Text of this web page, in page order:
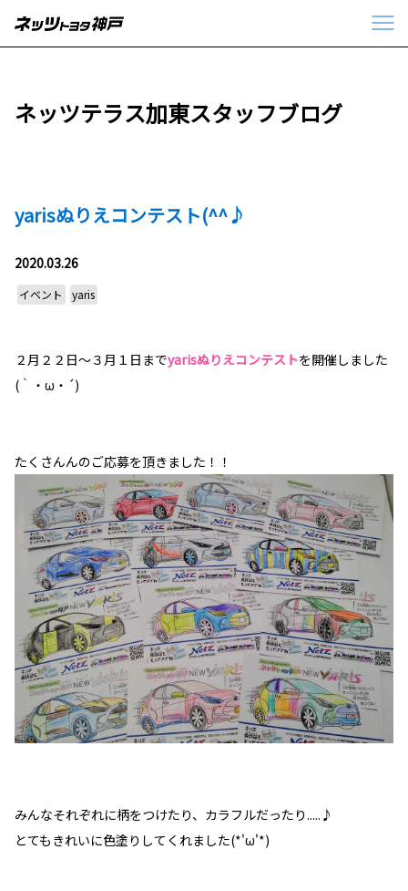
ネッツテラス加東スタッフブログ
yarisぬりえコンテスト(^^♪
2020.03.26
イベント yaris
２月２２日～３月１日までyarisぬりえコンテストを開催しました
(｀・ω・´)
たくさんんのご応募を頂きました！！
みんなそれぞれに柄をつけたり、カラフルだったり.....♪
とてもきれいに色塗りしてくれました(*'ω'*)